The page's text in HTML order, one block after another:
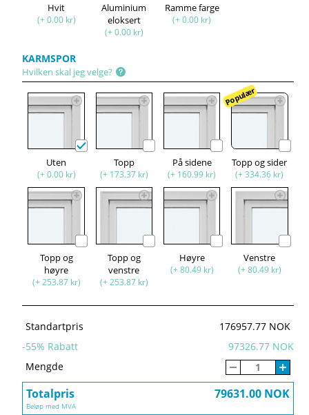
Hvit
(+ 0.00 kr)
Aluminium
eloksert
(+ 0.00 kr)
Ramme farge
(+ 0.00 kr)
KARMSPOR
Hvilken skal jeg velge?
Uten
(+ 0.00 kr)
Topp
(+ 173.37 kr)
På sidene
(+ 160.99 kr)
Populær
Topp og sider
(+ 334.36 kr)
Topp og
høyre
(+ 253.87 kr)
Topp og
venstre
(+ 253.87 kr)
Høyre
(+ 80.49 kr)
Venstre
(+ 80.49 kr)
Standartpris
176957.77 NOK
-55% Rabatt
97326.77 NOK
Mengde
Totalpris 79631.00 NOK
Beløp med MVA